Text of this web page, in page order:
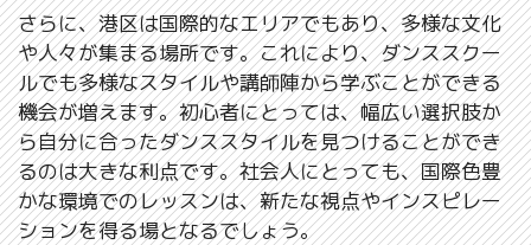
さらに、港区は国際的なエリアでもあり、多様な文化
や人々が集まる場所です。これにより、ダンススクー
ルでも多様なスタイルや講師陣から学ぶことができる
機会が増えます。初心者にとっては、幅広い選択肢か
ら自分に合ったダンススタイルを見つけることができ
るのは大きな利点です。社会人にとっても、国際色豊
かな環境でのレッスンは、新たな視点やインスピレー
ションを得る場となるでしょう。